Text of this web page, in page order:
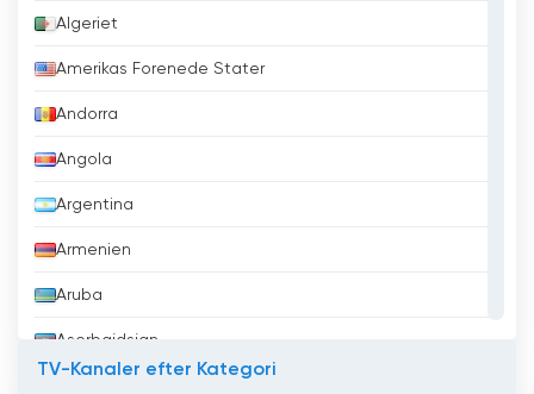
Algeriet
Amerikas Forenede Stater
Andorra
Angola
Argentina
Armenien
Aruba
Aserbajdsjan
TV-Kanaler efter Kategori